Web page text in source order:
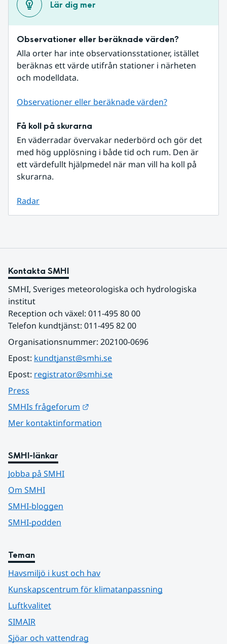
Lär dig mer
Observationer eller beräknade värden?
Alla orter har inte observationsstationer, istället
beräknas ett värde utifrån stationer i närheten
och modelldata.
Observationer eller beräknade värden?
Få koll på skurarna
En väderradar övervakar nederbörd och gör det
med hög upplösning i både tid och rum. Den är
ett värdefullt hjälpmedel när man vill ha koll på
skurarna.
Radar
Kontakta SMHI
SMHI, Sveriges meteorologiska och hydrologiska
institut
Reception och växel: 011-495 80 00
Telefon kundtjänst: 011-495 82 00
Organisationsnummer: 202100-0696
Epost: kundtjanst@smhi.se
Epost: registrator@smhi.se
Press
SMHIs frågeforum
Mer kontaktinformation
SMHI-länkar
Jobba på SMHI
Om SMHI
SMHI-bloggen
SMHI-podden
Teman
Havsmiljö i kust och hav
Kunskapscentrum för klimatanpassning
Luftkvalitet
SIMAIR
Sjöar och vattendrag